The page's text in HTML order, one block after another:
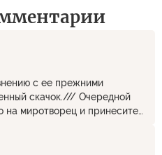
с ее прежними
скачок./// Очередной
на миротворец и принесите